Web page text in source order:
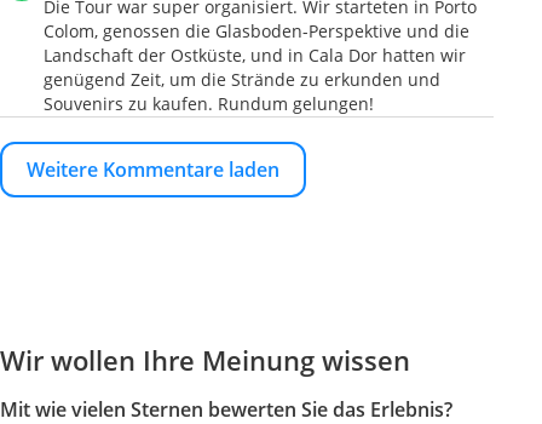
Die Tour war super organisiert. Wir starteten in Porto
Colom, genossen die Glasboden-Perspektive und die
Landschaft der Ostküste, und in Cala Dor hatten wir
genügend Zeit, um die Strände zu erkunden und
Souvenirs zu kaufen. Rundum gelungen!
Weitere Kommentare laden
Wir wollen Ihre Meinung wissen
Mit wie vielen Sternen bewerten Sie das Erlebnis?